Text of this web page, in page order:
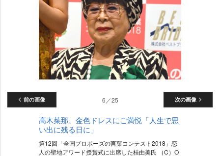
前の画像 次の画像
6／25
高木菜那、金色ドレスにご満悦「人生で思
い出に残る日に」
第12回「全国プロポーズの言葉コンテスト2018」恋
人の聖地アワード授賞式に出席した桂由美氏 （C）O